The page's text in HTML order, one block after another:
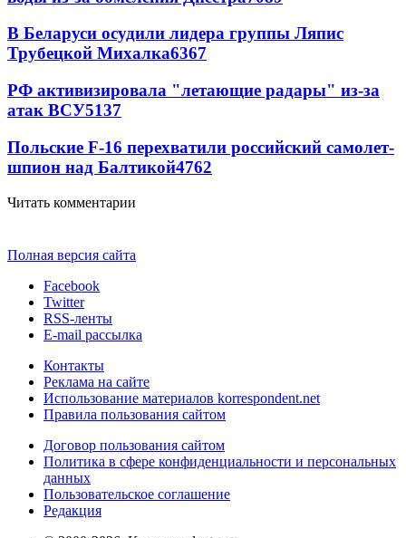
В Беларуси осудили лидера группы Ляпис
Трубецкой Михалка6367
РФ активизировала "летающие радары" из-за
атак ВСУ5137
Польские F-16 перехватили российский самолет-
шпион над Балтикой4762
Читать комментарии
Полная версия сайта
Facebook
Twitter
RSS-ленты
E-mail рассылка
Контакты
Реклама на сайте
Использование материалов korrespondent.net
Правила пользования сайтом
Договор пользования сайтом
Политика в сфере конфиденциальности и персональных
данных
Пользовательское соглашение
Редакция